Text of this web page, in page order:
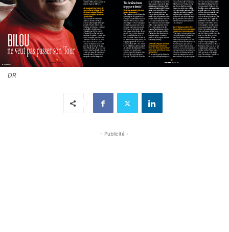
DR
- Publicité -